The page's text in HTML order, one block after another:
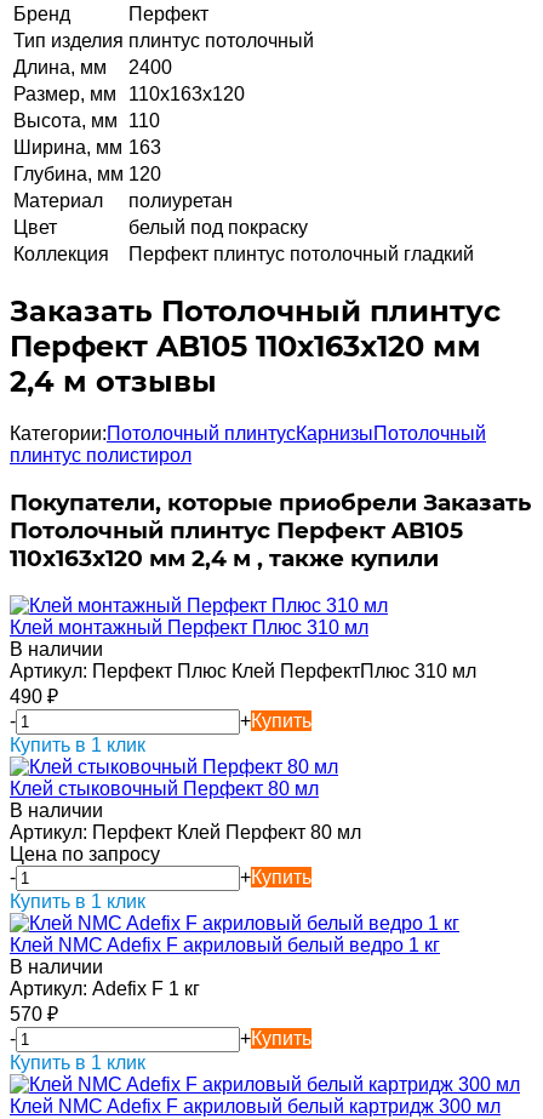
Бренд
Перфект
Тип изделия плинтус потолочный
Длина, мм
2400
Размер, мм
110х163х120
Высота, мм
110
Ширина, мм 163
Глубина, мм 120
Материал
полиуретан
Цвет
белый под покраску
Коллекция
Перфект плинтус потолочный гладкий
Заказать Потолочный плинтус
Перфект AB105 110х163х120 мм
2,4 м отзывы
Категории:Потолочный плинтусКарнизыПотолочный
плинтус полистирол
Покупатели, которые приобрели Заказать
Потолочный плинтус Перфект AB105
110х163х120 мм 2,4 м , также купили
Клей монтажный Перфект Плюс 310 мл
В наличии
Артикул: Перфект Плюс Клей ПерфектПлюс 310 мл
490 ₽
-
+Купить
Купить в 1 клик
Клей стыковочный Перфект 80 мл
В наличии
Артикул: Перфект Клей Перфект 80 мл
Цена по запросу
-
+Купить
Купить в 1 клик
Клей NMC Adefix F акриловый белый ведро 1 кг
В наличии
Артикул: Adefix F 1 кг
570 ₽
-
+Купить
Купить в 1 клик
Клей NMC Adefix F акриловый белый картридж 300 мл